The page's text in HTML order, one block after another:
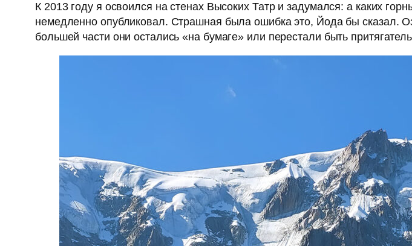
К 2013 году я освоился на стенах Высоких Татр и задумался: а каких
немедленно опубликовал. Страшная была ошибка это, Йода бы сказал.
большей части они остались «на бумаге» или перестали быть